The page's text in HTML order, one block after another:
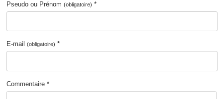
Pseudo ou Prénom(obligatoire) *
E-mail(obligatoire) *
Commentaire *